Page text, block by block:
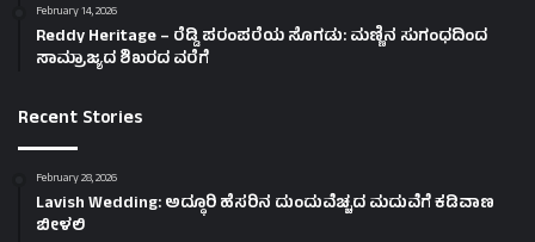
February 14, 2026
Reddy Heritage – ರೆಡ್ಡಿ ಪರಂಪರೆಯ ಸೊಗಡು: ಮಣ್ಣಿನ ಸುಗಂಧದಿಂದ
ಸಾಮ್ರಾಜ್ಯದ ಶಿಖರದ ವರೆಗೆ
Recent Stories
February 28, 2026
Lavish Wedding: ಅದ್ಧೂರಿ ಹೆಸರಿನ ದುಂದುವೆಚ್ಚದ ಮದುವೆಗೆ ಕಡಿವಾಣ
ಬೀಳಲಿ